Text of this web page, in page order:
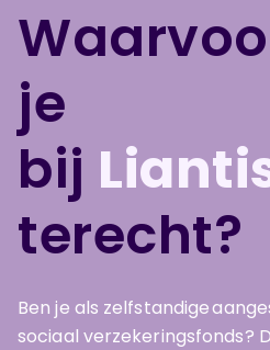
je
bij
terecht?
Ben je als zelfstandige
sociaal verzekeringsfonds?